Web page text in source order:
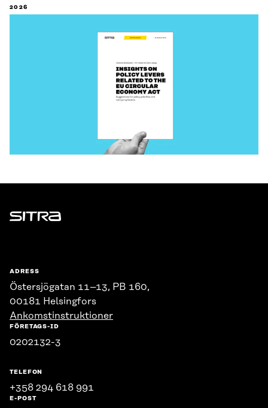
2026
Sitra
ADRESS
Östersjögatan 11–13, PB 160,
00181 Helsingfors
Ankomstinstruktioner
FÖRETAGS-ID
0202132-3
TELEFON
+358 294 618 991
E-POST